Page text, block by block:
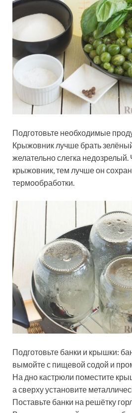
Подготовьте необходимые
Крыжовник лучше брать
желательно слегка недозрелый.
крыжовник, тем лучше он
термообработки.
Подготовьте банки и крышки:
вымойте с пищевой содой и
На дно кастрюли поместите
а сверху установите
Поставьте банки на решётку